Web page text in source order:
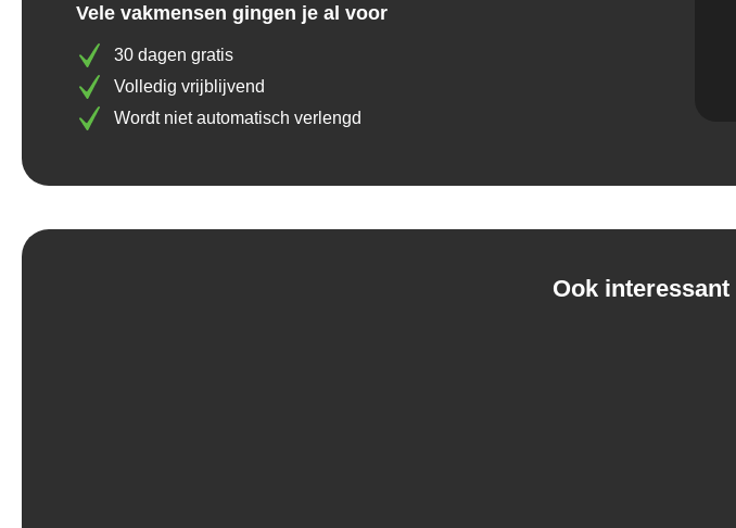
Vele vakmensen gingen je al voor
30 dagen gratis
Volledig vrijblijvend
Wordt niet automatisch verlengd
Ook interessant